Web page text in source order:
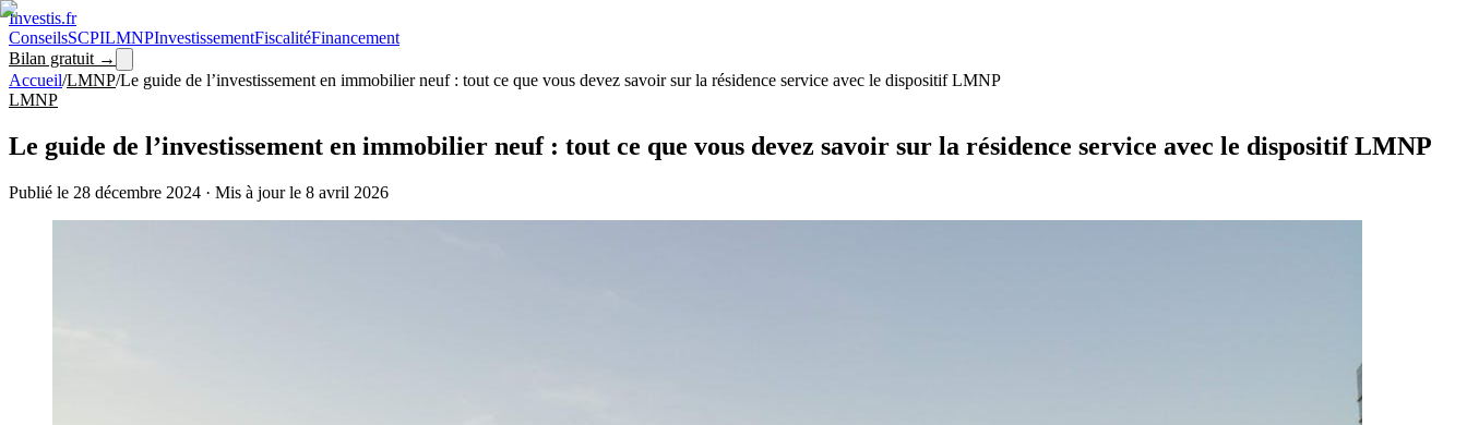
Investis.fr
ConseilsSCPILMNPInvestissementFiscalitéFinancement
Bilan gratuit →
Accueil/LMNP/Le guide de l’investissement en immobilier neuf : tout ce que vous devez savoir sur la résidence service avec le dispositif LMNP
LMNP
Le guide de l’investissement en immobilier neuf : tout ce que vous devez savoir sur la résidence service avec le dispositif LMNP
Publié le 28 décembre 2024 · Mis à jour le 8 avril 2026